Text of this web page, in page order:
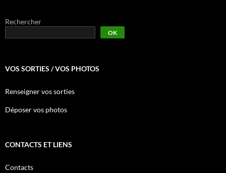
Rechercher
OK
VOS SORTIES / VOS PHOTOS
Renseigner vos sorties
Déposer vos photos
CONTACTS ET LIENS
Contacts